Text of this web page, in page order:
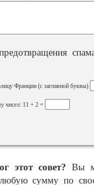
Франции (с заглавной буквы)
чисел: 11 + 2 =
этот совет? Вы
любую сумму по